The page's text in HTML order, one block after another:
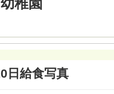
稚園
日給食写真